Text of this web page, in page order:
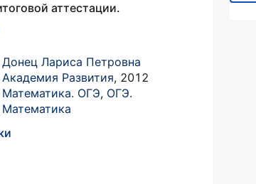
аттестации.
Донец Лариса Петровна
Академия Развития, 2012
Математика. ОГЭ, ОГЭ.
Математика